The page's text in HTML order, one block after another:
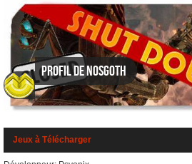
Profil de Nosgoth
Jeux à Télécharger